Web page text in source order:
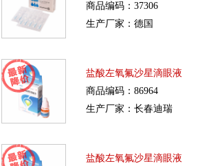
商品编码：37306
生产厂家：德国
盐酸左氧氟沙星滴眼液
商品编码：86964
生产厂家：长春迪瑞
盐酸左氧氟沙星滴眼液